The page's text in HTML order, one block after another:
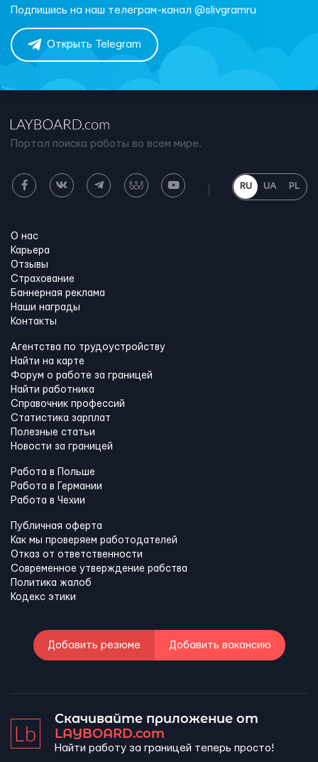
Подпишись на наш телеграм-канал @slivgramru
Открыть Telegram
Портал поиска работы во всем мире.
RU UA PL
О нас
Карьера
Отзывы
Страхование
Баннерная реклама
Наши награды
Контакты
Агентства по трудоустройству
Найти на карте
Форум о работе за границей
Найти работника
Справочник профессий
Статистика зарплат
Полезные статьи
Новости за границей
Работа в Польше
Работа в Германии
Работа в Чехии
Публичная оферта
Как мы проверяем работодателей
Отказ от ответственности
Современное утверждение рабства
Политика жалоб
Кодекс этики
Добавить резюме Добавить вакансию
Скачивайте приложение от
LAYBOARD.com
Найти работу за границей теперь просто!